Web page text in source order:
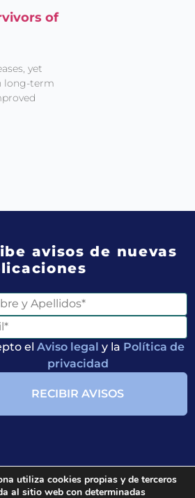
of
yet
long-term
avisos de nuevas
el Aviso legal y la Política de
privacidad
utiliza cookies propias y de terceros
al sitio web con determinadas